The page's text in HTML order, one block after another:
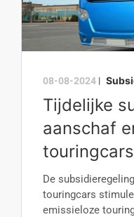
08-08-2024 |
Tijdelijke
aanschaf
touringcars
De
touringcars
emissieloze